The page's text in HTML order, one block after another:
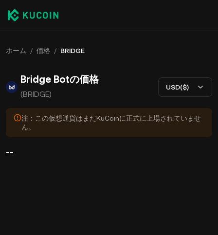
ホーム / 価格 / BRIDGE
Bridge Botの価格
(BRIDGE)
USD($)
注：この仮想通貨はまだKuCoinに正式に上場されていませ
ん。
--